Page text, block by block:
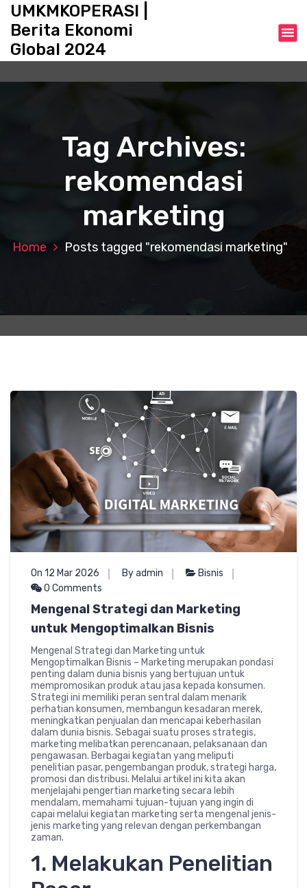
o
UMKMKOPERASI |
Berita Ekonomi
Global 2024
Tag Archives:
rekomendasi
marketing
Home Posts tagged "rekomendasi marketing"
On 12 Mar 2026 By admin
Bisnis
0 Comments
Mengenal Strategi dan Marketing
untuk Mengoptimalkan Bisnis
Mengenal Strategi dan Marketing untuk
Mengoptimalkan Bisnis – Marketing merupakan pondasi
penting dalam dunia bisnis yang bertujuan untuk
mempromosikan produk atau jasa kepada konsumen.
Strategi ini memiliki peran sentral dalam menarik
perhatian konsumen, membangun kesadaran merek,
meningkatkan penjualan dan mencapai keberhasilan
dalam dunia bisnis. Sebagai suatu proses strategis,
marketing melibatkan perencanaan, pelaksanaan dan
pengawasan. Berbagai kegiatan yang meliputi
penelitian pasar, pengembangan produk, strategi harga,
promosi dan distribusi. Melalui artikel ini kita akan
menjelajahi pengertian marketing secara lebih
mendalam, memahami tujuan-tujuan yang ingin di
capai melalui kegiatan marketing serta mengenal jenis-
jenis marketing yang relevan dengan perkembangan
zaman.
1. Melakukan Penelitian